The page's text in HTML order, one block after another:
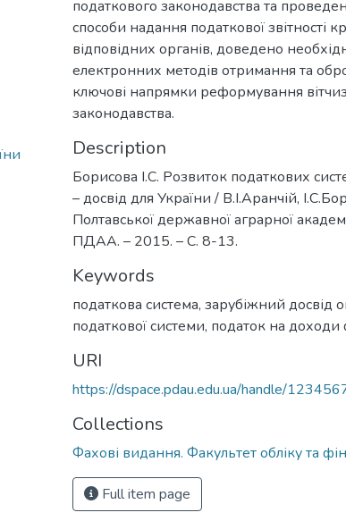
податкового законодавства та
способи надання податкової звітності
відповідних органів, доведено
електронних методів отримання та
ключові напрямки реформування
законодавства.
Description
Борисова І.С. Розвиток податкових
– досвід для України / В.І.Аранчій,
Полтавської державної аграрної
ПДАА. – 2015. – С. 8-13.
Keywords
податкова система, зарубіжний досвід
податкової системи, податок на доходи
URI
https://dspace.pdau.edu.ua/handle/
Collections
Фахові видання. Факультет обліку та
Full item page